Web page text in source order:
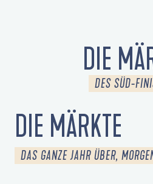
DIE
DES SÜD-
DIE MÄRKTE
DAS GANZE JAHR ÜBER,